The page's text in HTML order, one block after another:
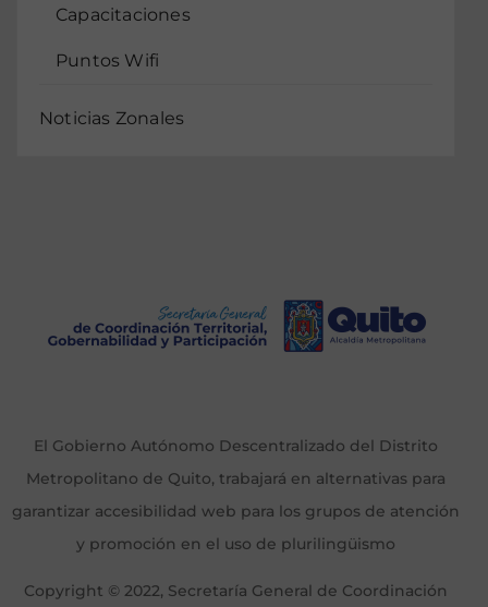
Capacitaciones
Puntos Wifi
Noticias Zonales
El Gobierno Autónomo Descentralizado del Distrito
Metropolitano de Quito, trabajará en alternativas para
garantizar accesibilidad web para los grupos de atención
y promoción en el uso de plurilingüismo
Copyright © 2022, Secretaría General de Coordinación